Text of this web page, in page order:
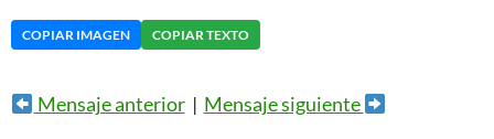
COPIAR IMAGEN COPIAR TEXTO
Mensaje anterior| Mensaje siguiente